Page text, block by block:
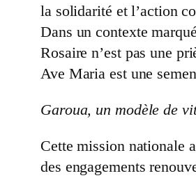
la solidarité et l’action
Dans un contexte
Rosaire n’est pas une
Ave Maria est une
Garoua, un modèle de
Cette mission nationale
des engagements